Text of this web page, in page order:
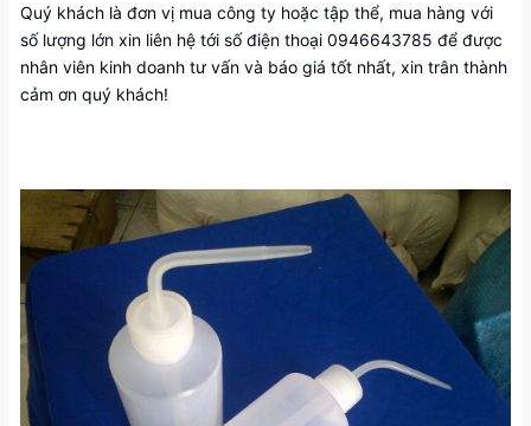
Quý khách là đơn vị mua công ty hoặc tập thể, mua hàng với
số lượng lớn xin liên hệ tới số điện thoại 0946643785 để được
nhân viên kinh doanh tư vấn và báo giá tốt nhất, xin trân thành
cảm ơn quý khách!